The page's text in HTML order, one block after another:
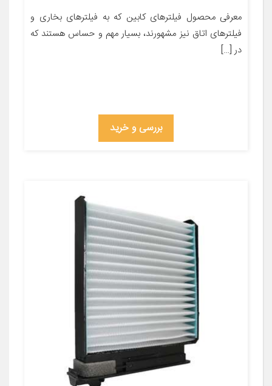
معرفی محصول فیلترهای کابین که به فیلترهای بخاری و
فیلترهای اتاق نیز مشهورند، بسیار مهم و حساس هستند که
در […]
بررسی و خرید